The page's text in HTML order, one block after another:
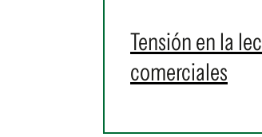
Tensión en la
comerciales